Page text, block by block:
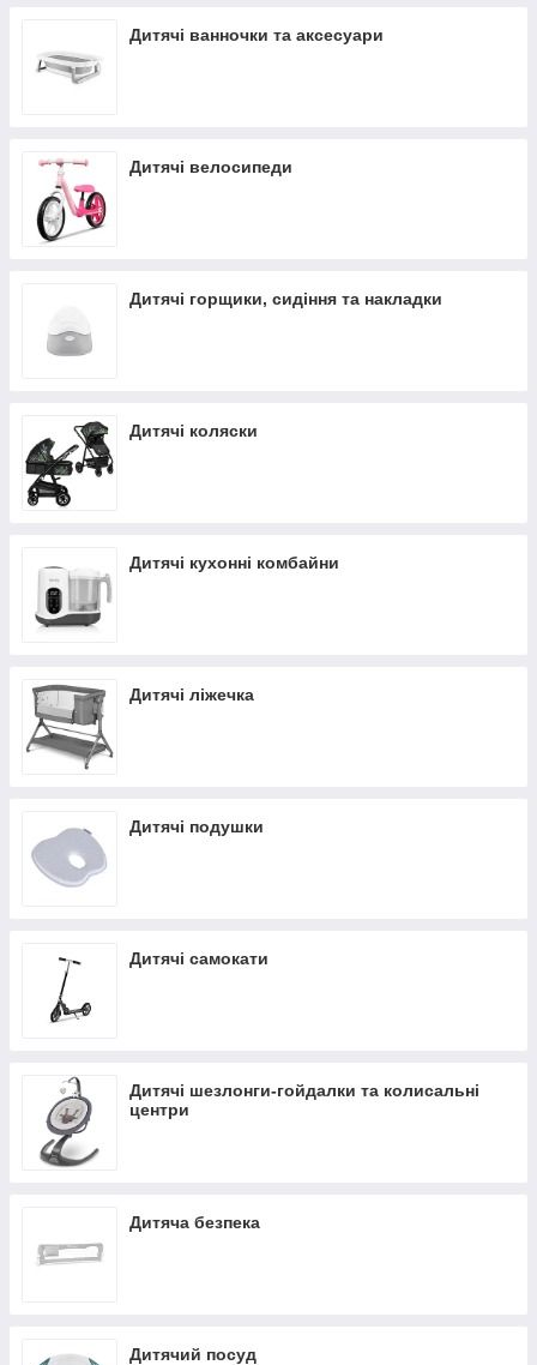
Дитячі ванночки та аксесуари
Дитячі велосипеди
Дитячі горщики, сидіння та накладки
Дитячі коляски
Дитячі кухонні комбайни
Дитячі ліжечка
Дитячі подушки
Дитячі самокати
Дитячі шезлонги-гойдалки та колисальні
центри
Дитяча безпека
Дитячий посуд